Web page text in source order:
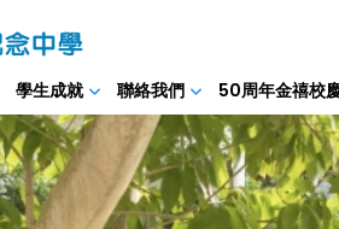
學生成就 聯絡我們 50周年金禧校